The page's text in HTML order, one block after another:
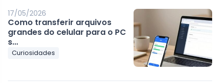
17/05/2026
Como transferir arquivos
grandes do celular para o PC
s...
Curiosidades